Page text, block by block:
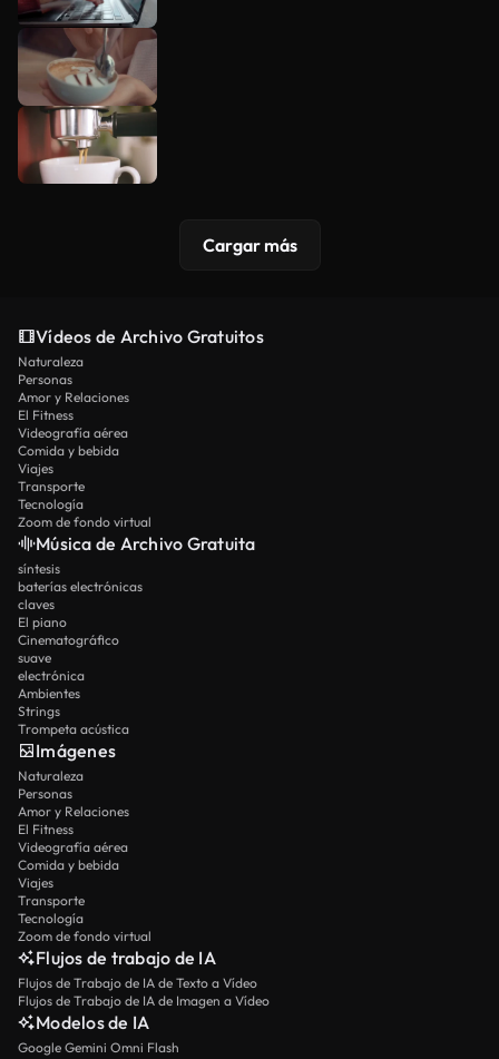
Cargar más
Vídeos de Archivo Gratuitos
Naturaleza
Personas
Amor y Relaciones
El Fitness
Videografía aérea
Comida y bebida
Viajes
Transporte
Tecnología
Zoom de fondo virtual
Música de Archivo Gratuita
síntesis
baterías electrónicas
claves
El piano
Cinematográfico
suave
electrónica
Ambientes
Strings
Trompeta acústica
Imágenes
Naturaleza
Personas
Amor y Relaciones
El Fitness
Videografía aérea
Comida y bebida
Viajes
Transporte
Tecnología
Zoom de fondo virtual
Flujos de trabajo de IA
Flujos de Trabajo de IA de Texto a Vídeo
Flujos de Trabajo de IA de Imagen a Vídeo
Modelos de IA
Google Gemini Omni Flash